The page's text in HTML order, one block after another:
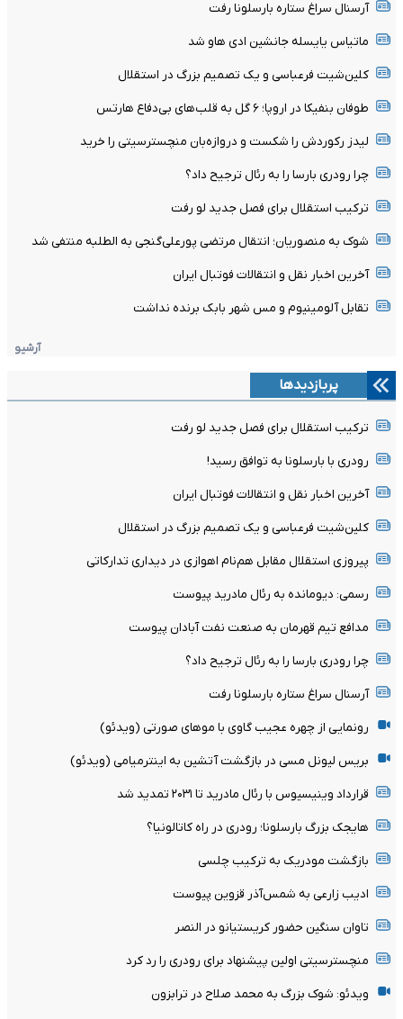
آرسنال سراغ ستاره بارسلونا رفت
ماتیاس یایسله جانشین ادی هاو شد
کلین‌شیت فرعباسی و یک تصمیم بزرگ در استقلال
طوفان بنفیکا در اروپا؛ ۶ گل به قلب‌های بی‌دفاع هارتس
لیدز رکوردش را شکست و دروازه‌بان منچسترسیتی را خرید
چرا رودری بارسا را به رئال ترجیح داد؟
ترکیب استقلال برای فصل جدید لو رفت
شوک به منصوریان؛ انتقال مرتضی پورعلی‌گنجی به الطلبه منتفی شد
آخرین اخبار نقل و انتقالات فوتبال ایران
تقابل آلومینیوم و مس شهر بابک برنده نداشت
آرشیو
پربازدیدها
ترکیب استقلال برای فصل جدید لو رفت
رودری با بارسلونا به توافق رسید!
آخرین اخبار نقل و انتقالات فوتبال ایران
کلین‌شیت فرعباسی و یک تصمیم بزرگ در استقلال
پیروزی استقلال مقابل هم‌نام اهوازی در دیداری تدارکاتی
رسمی: دیومانده به رئال مادرید پیوست
مدافع تیم قهرمان به صنعت نفت آبادان پیوست
چرا رودری بارسا را به رئال ترجیح داد؟
آرسنال سراغ ستاره بارسلونا رفت
رونمایی از چهره عجیب گاوی با موهای صورتی (ویدئو)
بریس لیونل مسی در بازگشت آتشین به اینترمیامی (ویدئو)
قرارداد وینیسیوس با رئال مادرید تا ۲۰۳۱ تمدید شد
هایجک بزرگ بارسلونا؛ رودری در راه کاتالونیا؟
بازگشت مودریک به ترکیب چلسی
ادیب زارعی به شمس‌آذر قزوین پیوست
تاوان سنگین حضور کریستیانو در النصر
منچسترسیتی اولین پیشنهاد برای رودری را رد کرد
ویدئو: شوک بزرگ به محمد صلاح در ترابزون